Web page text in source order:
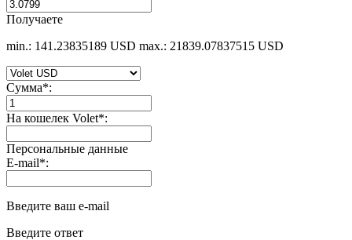
Получаете
min.: 141.23835189 USD max.: 21839.07837515 USD
Сумма*:
На кошелек Volet*:
Персональные данные
E-mail*:
Введите ваш e-mail
Введите ответ